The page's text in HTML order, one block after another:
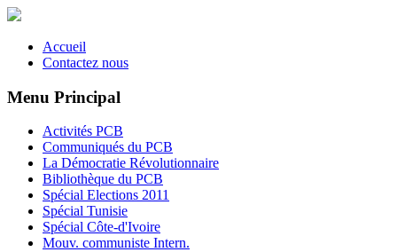
Accueil
Contactez nous
Menu Principal
Activités PCB
Communiqués du PCB
La Démocratie Révolutionnaire
Bibliothèque du PCB
Spécial Elections 2011
Spécial Tunisie
Spécial Côte-d'Ivoire
Mouv. communiste Intern.